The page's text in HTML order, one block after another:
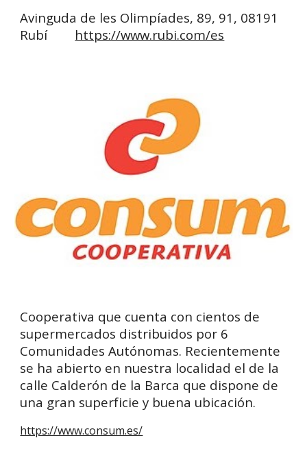
Avinguda de les Olimpíades, 89, 91, 08191
Rubí
https://www.rubi.com/es
Cooperativa que cuenta con cientos de
supermercados distribuidos por 6
Comunidades Autónomas. Recientemente
se ha abierto en nuestra localidad el de la
calle Calderón de la Barca que dispone de
una gran superficie y buena ubicación.
https://www.consum.es/